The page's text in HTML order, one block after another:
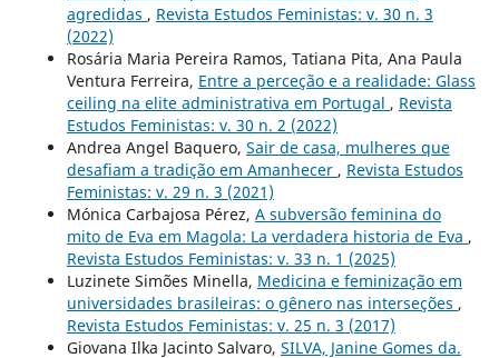
agredidas , Revista Estudos Feministas: v. 30 n. 3
(2022)
Rosária Maria Pereira Ramos, Tatiana Pita, Ana Paula
Ventura Ferreira, Entre a perceção e a realidade: Glass
ceiling na elite administrativa em Portugal , Revista
Estudos Feministas: v. 30 n. 2 (2022)
Andrea Angel Baquero, Sair de casa, mulheres que
desafiam a tradição em Amanhecer , Revista Estudos
Feministas: v. 29 n. 3 (2021)
Mónica Carbajosa Pérez, A subversão feminina do
mito de Eva em Magola: La verdadera historia de Eva ,
Revista Estudos Feministas: v. 33 n. 1 (2025)
Luzinete Simões Minella, Medicina e feminização em
universidades brasileiras: o gênero nas interseções ,
Revista Estudos Feministas: v. 25 n. 3 (2017)
Giovana Ilka Jacinto Salvaro, SILVA, Janine Gomes da.